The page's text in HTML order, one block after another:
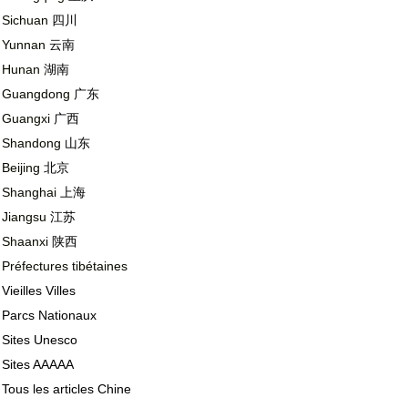
Sichuan 四川
Yunnan 云南
Hunan 湖南
Guangdong 广东
Guangxi 广西
Shandong 山东
Beijing 北京
Shanghai 上海
Jiangsu 江苏
Shaanxi 陕西
Préfectures tibétaines
Vieilles Villes
Parcs Nationaux
Sites Unesco
Sites AAAAA
Tous les articles Chine